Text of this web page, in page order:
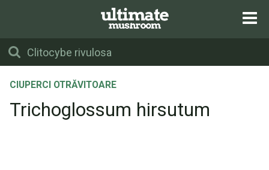
CIUPERCI OTRĂVITOARE
Trichoglossum hirsutum